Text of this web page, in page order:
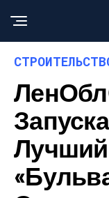
Лучший